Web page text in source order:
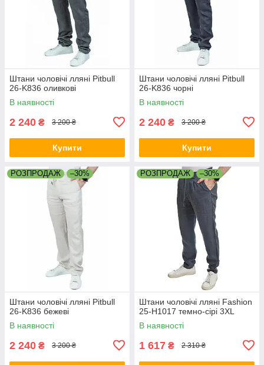
Штани чоловічі лляні Pitbull
26-K836 оливкові
В наявності
2 240 ₴ 3 200 ₴
Купити
Штани чоловічі лляні Pitbull
26-K836 чорні
В наявності
2 240 ₴ 3 200 ₴
Купити
РОЗПРОДАЖ –30%
Штани чоловічі лляні Pitbull
26-K836 бежеві
В наявності
2 240 ₴ 3 200 ₴
РОЗПРОДАЖ –30%
Штани чоловічі лляні Fashion
25-H1017 темно-сірі 3XL
В наявності
1 617 ₴ 2 310 ₴